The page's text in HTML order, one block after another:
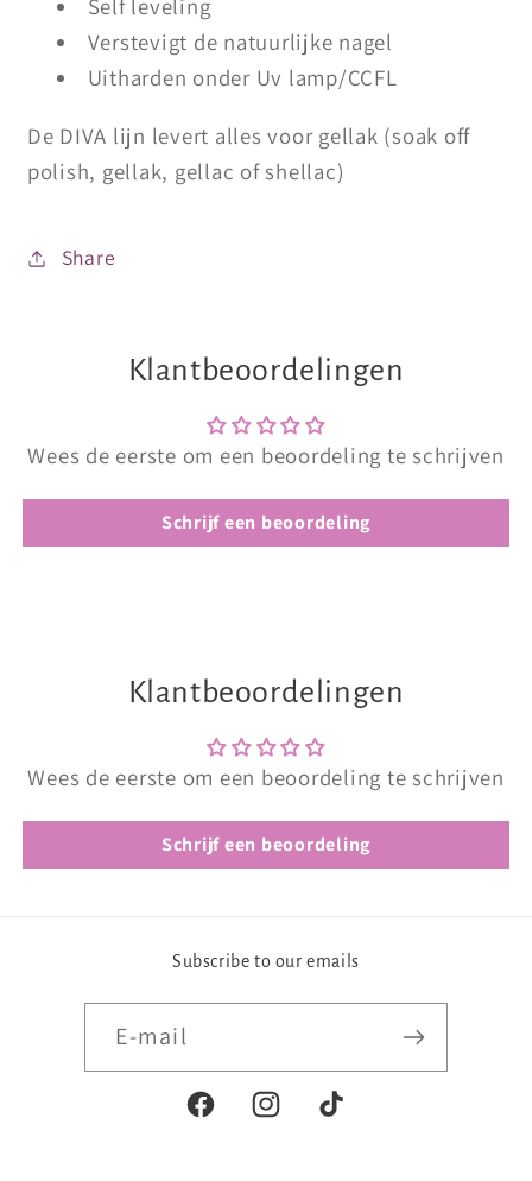
Verstevigt de natuurlijke nagel
Uitharden onder Uv lamp/CCFL
De DIVA lijn levert alles voor gellak (soak off
polish, gellak, gellac of shellac)
Share
Klantbeoordelingen
Wees de eerste om een beoordeling te schrijven
Schrijf een beoordeling
Klantbeoordelingen
Wees de eerste om een beoordeling te schrijven
Schrijf een beoordeling
Subscribe to our emails
E‑mail
FacebookInstagramTikTok